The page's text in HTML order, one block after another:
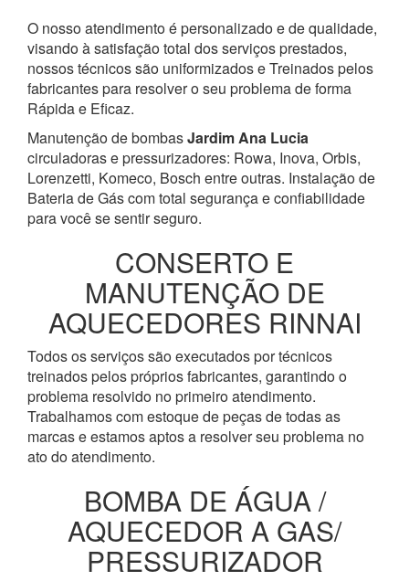
O nosso atendimento é personalizado e de qualidade,
visando à satisfação total dos serviços prestados,
nossos técnicos são uniformizados e Treinados pelos
fabricantes para resolver o seu problema de forma
Rápida e Eficaz.
Manutenção de bombasJardim Ana Lucia
circuladoras e pressurizadores: Rowa, Inova, Orbis,
Lorenzetti, Komeco, Bosch entre outras. Instalação de
Bateria de Gás com total segurança e confiabilidade
para você se sentir seguro.
CONSERTO E
MANUTENÇÃO DE
AQUECEDORES RINNAI
Todos os serviços são executados por técnicos
treinados pelos próprios fabricantes, garantindo o
problema resolvido no primeiro atendimento.
Trabalhamos com estoque de peças de todas as
marcas e estamos aptos a resolver seu problema no
ato do atendimento.
BOMBA DE ÁGUA /
AQUECEDOR A GAS/
PRESSURIZADOR